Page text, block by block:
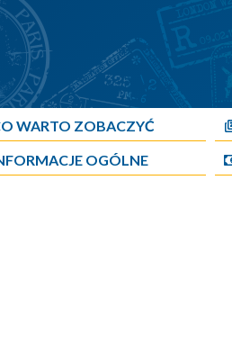
WARTO ZOBACZYĆ
OGÓLNE